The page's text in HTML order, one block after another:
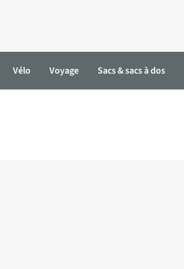
Vélo Voyage Sacs & sacs à dos